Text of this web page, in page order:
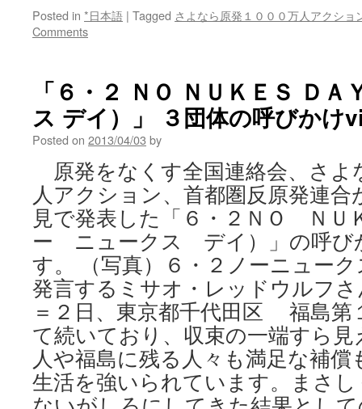
Posted in *日本語 | Tagged さよなら原発１０００万人アクショ
Comments
「６・２ ＮＯ ＮＵＫＥＳ Ｄ
ス デイ）」 ３団体の呼びかけ
Posted on 2013/04/03 by
原発をなくす全国連絡会、さよ
人アクション、首都圏反原発連合
見で発表した「６・２ＮＯ Ｎ
ー ニュークス デイ）」の呼び
す。 （写真）６・２ノーニュー
発言するミサオ・レッドウルフ
＝２日、東京都千代田区 福島第
て続いており、収束の一端すら
人や福島に残る人々も満足な補
生活を強いられています。まさ